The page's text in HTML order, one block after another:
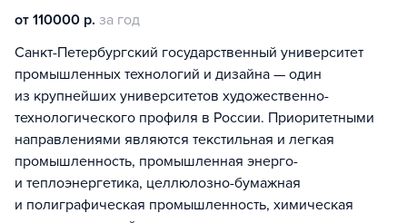
от 110000 р. за год
Санкт-Петербургский государственный университет
промышленных технологий и дизайна — один
из крупнейших университетов художественно-
технологического профиля в России. Приоритетными
направлениями являются текстильная и легкая
промышленность, промышленная энерго-
и теплоэнергетика, целлюлозно-бумажная
и полиграфическая промышленность, химическая